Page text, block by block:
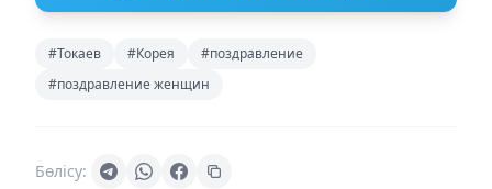
#Токаев #Корея
#поздравление
#поздравление женщин
Бөлісу: